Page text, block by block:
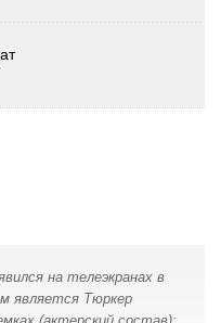
на телеэкранах в
является Тюркер